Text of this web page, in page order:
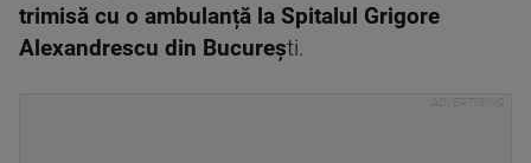
trimisă cu o ambulanță la Spitalul Grigore
Alexandrescu din Bucureşti.